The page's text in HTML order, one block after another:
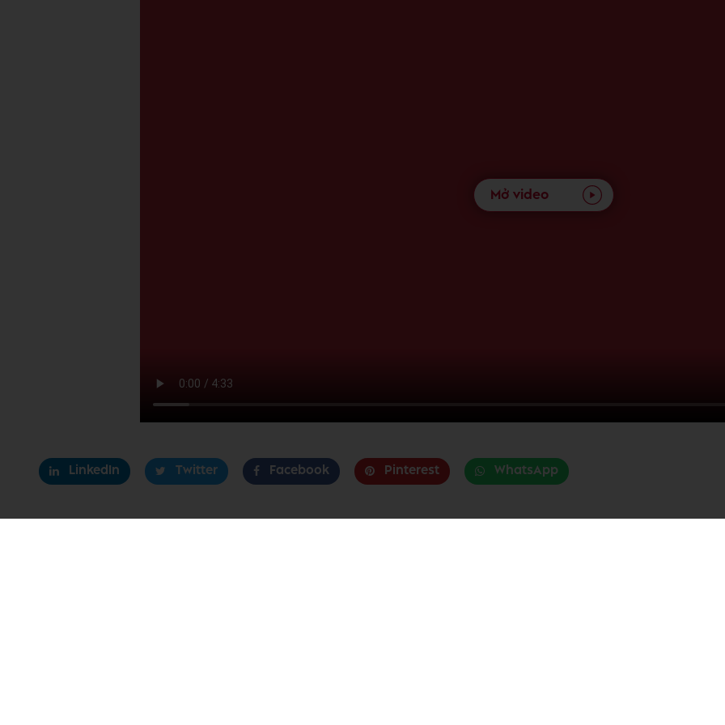
Mở video
LinkedIn Twitter Facebook Pinterest WhatsApp